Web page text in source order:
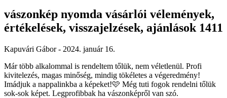
vászonkép nyomda vásárlói vélemények,
értékelések, visszajelzések, ajánlások 1411
Kapuvári Gábor - 2024. január 16.
Már több alkalommal is rendeltem tőlük, nem véletlenül. Profi
kivitelezés, magas minőség, mindig tökéletes a végeredmény!
Imádjuk a nappalinkba a képeket!🩷 Még tuti fogok rendelni tőlük
sok-sok képet. Legprofibbak ha vászonképről van szó.